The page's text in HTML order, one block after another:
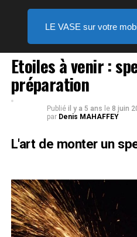
LE VASE DES ARTS
Etoiles à venir :
préparation
Publié il y a 5 ans le 8 juin
par Denis MAHAFFEY
L'art de monter un
LE VASE sur votre